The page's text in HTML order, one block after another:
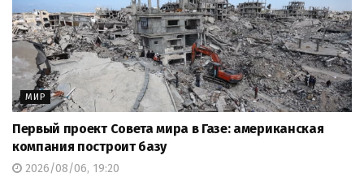
МИР
Первый проект Совета мира в Газе: американская
компания построит базу
2026/08/06, 19:20